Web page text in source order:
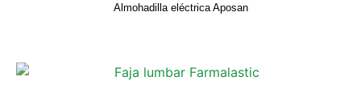
Almohadilla eléctrica Aposan